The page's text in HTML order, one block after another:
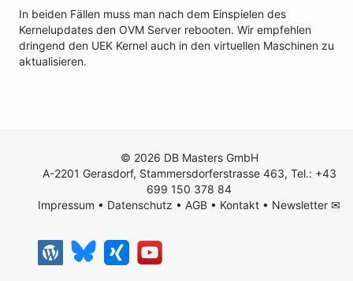
In beiden Fällen muss man nach dem Einspielen des
Kernelupdates den OVM Server rebooten. Wir empfehlen
dringend den UEK Kernel auch in den virtuellen Maschinen zu
aktualisieren.
© 2026 DB Masters GmbH
A-2201 Gerasdorf, Stammersdorferstrasse 463, Tel.: +43
699 150 378 84
Impressum • Datenschutz • AGB • Kontakt • Newsletter ✉